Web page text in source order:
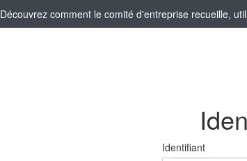
Découvrez comment le comité d'entreprise recueille,
Identifiant